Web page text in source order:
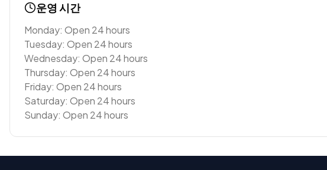
운영 시간
Monday: Open 24 hours
Tuesday: Open 24 hours
Wednesday: Open 24 hours
Thursday: Open 24 hours
Friday: Open 24 hours
Saturday: Open 24 hours
Sunday: Open 24 hours